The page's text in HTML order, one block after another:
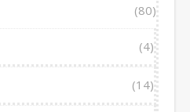
(80)
(4)
(14)